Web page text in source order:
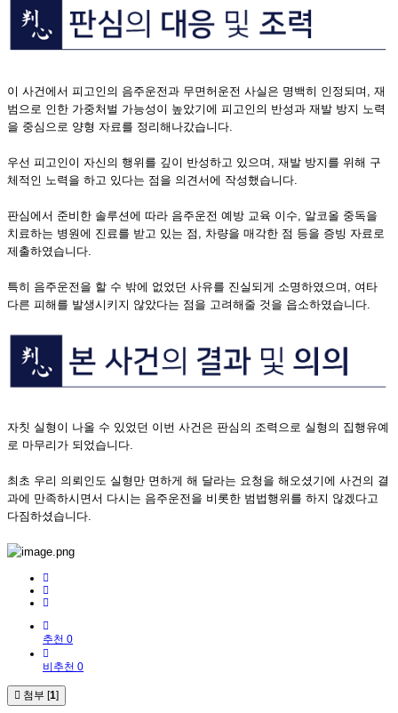
이 사건에서 피고인의 음주운전과 무면허운전 사실은 명백히 인정되며, 재
범으로 인한 가중처벌 가능성이 높았기에 피고인의 반성과 재발 방지 노력
을 중심으로 양형 자료를 정리해나갔습니다.
우선 피고인이 자신의 행위를 깊이 반성하고 있으며, 재발 방지를 위해 구
체적인 노력을 하고 있다는 점을 의견서에 작성했습니다.
​판심에서 준비한 솔루션에 따라 음주운전 예방 교육 이수, 알코올 중독을
치료하는 병원에 진료를 받고 있는 점, 차량을 매각한 점 등을 증빙 자료로
제출하였습니다.
​특히 음주운전을 할 수 밖에 없었던 사유를 진실되게 소명하였으며, 여타
다른 피해를 발생시키지 않았다는 점을 고려해줄 것을 읍소하였습니다.
자칫 실형이 나올 수 있었던 이번 사건은 판심의 조력으로 실형의 집행유예
로 마무리가 되었습니다.
​최초 우리 의뢰인도 실형만 면하게 해 달라는 요청을 해오셨기에 사건의 결
과에 만족하시면서 다시는 음주운전을 비롯한 범법행위를 하지 않겠다고
다짐하셨습니다.
추천 0
비추천 0
첨부 [1]